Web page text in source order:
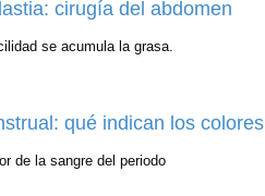
cirugía del abdomen
se acumula la grasa.
qué indican los colores
de la sangre del periodo